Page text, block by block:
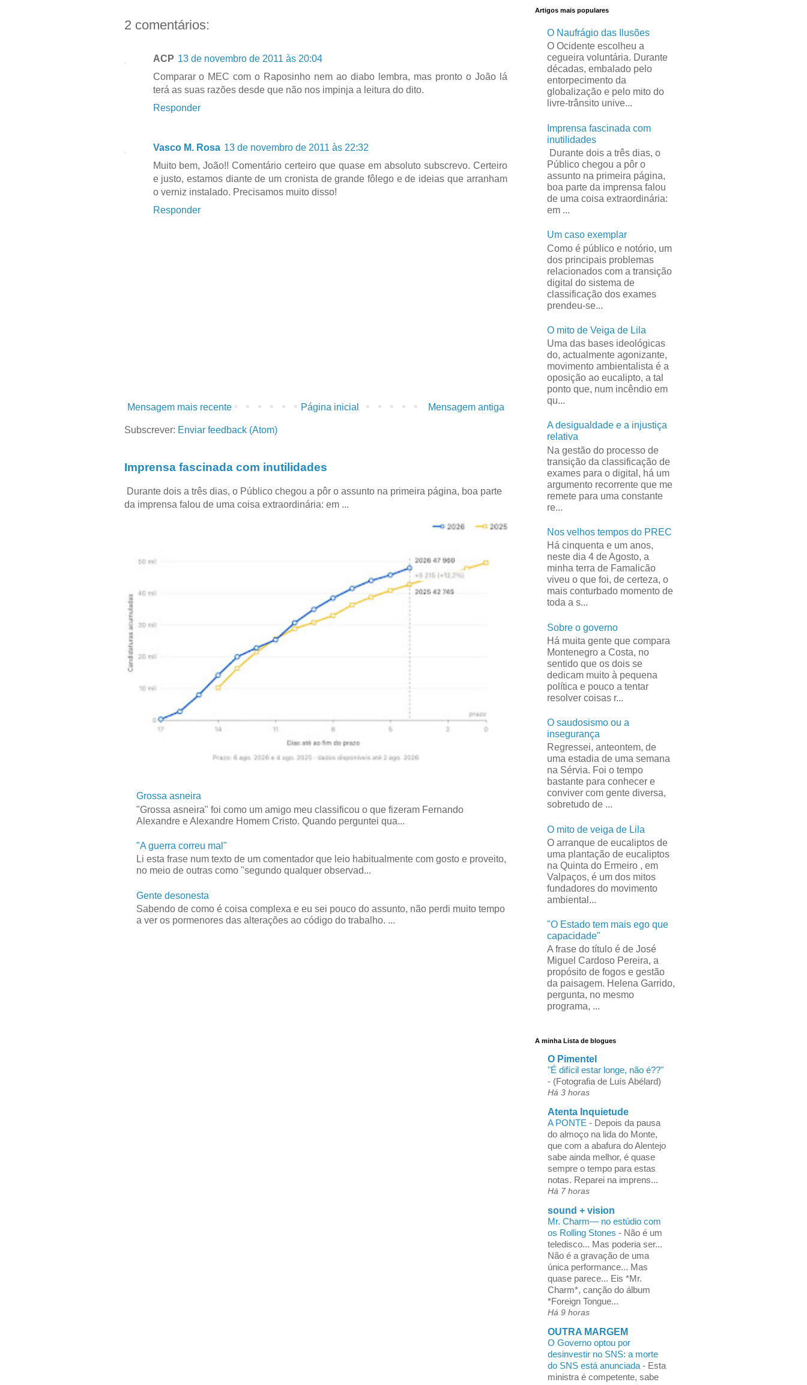
2 comentários:
ACP 13 de novembro de 2011 às 20:04
Comparar o MEC com o Raposinho nem ao diabo lembra, mas pronto o João lá
terá as suas razões desde que não nos impinja a leitura do dito.
Responder
Vasco M. Rosa 13 de novembro de 2011 às 22:32
Muito bem, João!! Comentário certeiro que quase em absoluto subscrevo. Certeiro
e justo, estamos diante de um cronista de grande fôlego e de ideias que arranham
o verniz instalado. Precisamos muito disso!
Responder
Mensagem mais recente Mensagem antiga
Página inicial
Subscrever: Enviar feedback (Atom)
Imprensa fascinada com inutilidades
Durante dois a três dias, o Público chegou a pôr o assunto na primeira página, boa parte
da imprensa falou de uma coisa extraordinária: em ...
Grossa asneira
"Grossa asneira" foi como um amigo meu classificou o que fizeram Fernando
Alexandre e Alexandre Homem Cristo. Quando perguntei qua...
"A guerra correu mal"
Li esta frase num texto de um comentador que leio habitualmente com gosto e proveito,
no meio de outras como "segundo qualquer observad...
Gente desonesta
Sabendo de como é coisa complexa e eu sei pouco do assunto, não perdi muito tempo
a ver os pormenores das alterações ao código do trabalho. ...
Artigos mais populares
O Naufrágio das Ilusões
O Ocidente escolheu a
cegueira voluntária. Durante
décadas, embalado pelo
entorpecimento da
globalização e pelo mito do
livre-trânsito unive...
Imprensa fascinada com
inutilidades
Durante dois a três dias, o
Público chegou a pôr o
assunto na primeira página,
boa parte da imprensa falou
de uma coisa extraordinária:
em ...
Um caso exemplar
Como é público e notório, um
dos principais problemas
relacionados com a transição
digital do sistema de
classificação dos exames
prendeu-se...
O mito de Veiga de Lila
Uma das bases ideológicas
do, actualmente agonizante,
movimento ambientalista é a
oposição ao eucalipto, a tal
ponto que, num incêndio em
qu...
A desigualdade e a injustiça
relativa
Na gestão do processo de
transição da classificação de
exames para o digital, há um
argumento recorrente que me
remete para uma constante
re...
Nos velhos tempos do PREC
Há cinquenta e um anos,
neste dia 4 de Agosto, a
minha terra de Famalicão
viveu o que foi, de certeza, o
mais conturbado momento de
toda a s...
Sobre o governo
Há muita gente que compara
Montenegro a Costa, no
sentido que os dois se
dedicam muito à pequena
política e pouco a tentar
resolver coisas r...
O saudosismo ou a
insegurança
Regressei, anteontem, de
uma estadia de uma semana
na Sérvia. Foi o tempo
bastante para conhecer e
conviver com gente diversa,
sobretudo de ...
O mito de veiga de Lila
O arranque de eucaliptos de
uma plantação de eucaliptos
na Quinta do Ermeiro , em
Valpaços, é um dos mitos
fundadores do movimento
ambiental...
"O Estado tem mais ego que
capacidade"
A frase do título é de José
Miguel Cardoso Pereira, a
propósito de fogos e gestão
da paisagem. Helena Garrido,
pergunta, no mesmo
programa, ...
A minha Lista de blogues
O Pimentel
"É difícil estar longe, não é??"
- (Fotografia de Luís Abélard)
Há 3 horas
Atenta Inquietude
A PONTE - Depois da pausa
do almoço na lida do Monte,
que com a abafura do Alentejo
sabe ainda melhor, é quase
sempre o tempo para estas
notas. Reparei na imprens...
Há 7 horas
sound + vision
Mr. Charm— no estúdio com
os Rolling Stones - Não é um
teledisco... Mas poderia ser...
Não é a gravação de uma
única performance... Mas
quase parece... Eis *Mr.
Charm*, canção do álbum
*Foreign Tongue...
Há 9 horas
OUTRA MARGEM
O Governo optou por
desinvestir no SNS: a morte
do SNS está anunciada - Esta
ministra é competente, sabe